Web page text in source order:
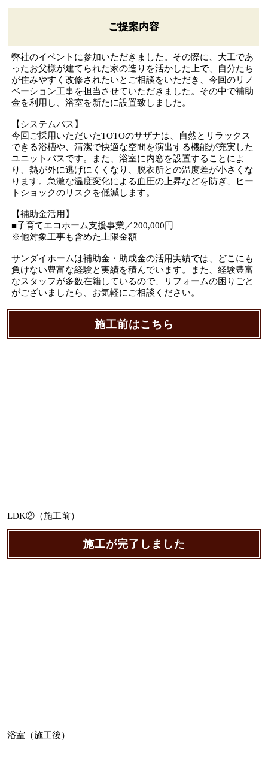
ご提案内容
弊社のイベントに参加いただきました。その際に、大工であ
ったお父様が建てられた家の造りを活かした上で、自分たち
が住みやすく改修されたいとご相談をいただき、今回のリノ
ベーション工事を担当させていただきました。その中で補助
金を利用し、浴室を新たに設置致しました。
【システムバス】
今回ご採用いただいたTOTOのサザナは、自然とリラックス
できる浴槽や、清潔で快適な空間を演出する機能が充実した
ユニットバスです。また、浴室に内窓を設置することによ
り、熱が外に逃げにくくなり、脱衣所との温度差が小さくな
ります。急激な温度変化による血圧の上昇などを防ぎ、ヒー
トショックのリスクを低減します。
【補助金活用】
■子育てエコホーム支援事業／200,000円
※他対象工事も含めた上限金額
サンダイホームは補助金・助成金の活用実績では、どこにも
負けない豊富な経験と実績を積んでいます。また、経験豊富
なスタッフが多数在籍しているので、リフォームの困りごと
がございましたら、お気軽にご相談ください。
施工前はこちら
LDK②（施工前）
施工が完了しました
浴室（施工後）